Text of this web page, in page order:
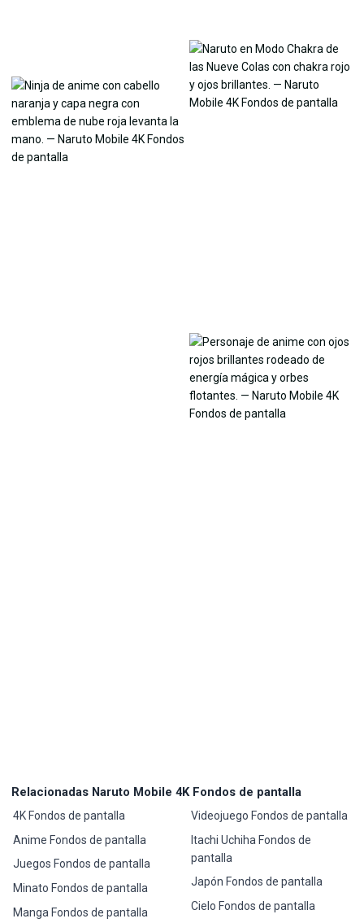
Relacionadas Naruto Mobile 4K Fondos de pantalla
4K Fondos de pantalla
Anime Fondos de pantalla
Juegos Fondos de pantalla
Minato Fondos de pantalla
Manga Fondos de pantalla
Videojuego Fondos de pantalla
Itachi Uchiha Fondos de
pantalla
Japón Fondos de pantalla
Cielo Fondos de pantalla